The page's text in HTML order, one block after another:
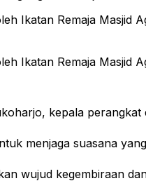
Ikatan Remaja
Ikatan Remaja
kepala
menjaga suasana
wujud kegembiraan